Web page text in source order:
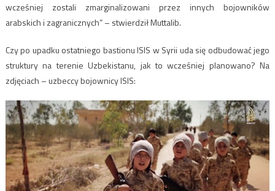
wcześniej zostali zmarginalizowani przez innych bojowników
arabskich i zagranicznych” – stwierdził Muttalib.
Czy po upadku ostatniego bastionu ISIS w Syrii uda się odbudować jego
struktury na terenie Uzbekistanu, jak to wcześniej planowano? Na
zdjęciach – uzbeccy bojownicy ISIS: